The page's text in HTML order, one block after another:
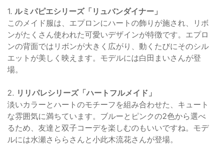
1. ルミパピエシリーズ「リュバンダイナー」
このメイド服は、エプロンにハートの飾りが施され、リボ
ンがたくさん使われた可愛いデザインが特徴です。エプロ
ンの背面ではリボンが大きく広がり、動くたびにそのシル
エットが美しく映えます。モデルには白田まいさんが登
場。
2. リリパレシリーズ「ハートフルメイド」
淡いカラーとハートのモチーフを組み合わせた、キュート
な雰囲気に満ちています。ブルーとピンクの2色から選べ
るため、友達と双子コーデを楽しむのもいいですね。モデ
ルには水瀬さららさんと小此木流花さんが登場。